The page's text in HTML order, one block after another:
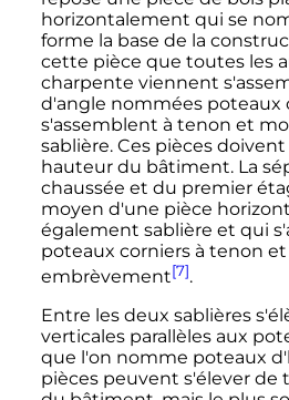
horizontalement qui se
forme la base de la
cette pièce que toutes les
charpente viennent
d'angle nommées poteaux
s'assemblent à tenon et
sablière. Ces pièces
hauteur du bâtiment. La
chaussée et du premier
moyen d'une pièce
également sablière et qui
poteaux corniers à tenon
embrèvement[7].
Entre les deux sablières
verticales parallèles aux
que l'on nomme poteaux
pièces peuvent s'élever de